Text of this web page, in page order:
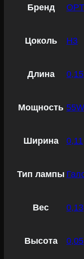
Бренд
Цоколь H3
Длина 0,15
Мощность 55W
Ширина 0,11
Тип лампы
Вес 0,13
Высота 0,05